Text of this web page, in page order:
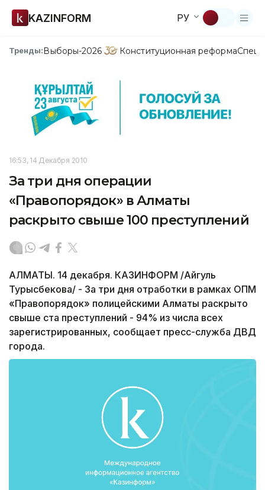
KAZINFORM РУ
Тренды:Выборы-2026 Конституционная реформа
16:53, 14 Декабря 2010
За три дня операции
«Правопорядок» в Алматы
раскрыто свыше 100 преступлений
АЛМАТЫ. 14 декабря. КАЗИНФОРМ /Айгуль
Турысбекова/ - За три дня отработки в рамках ОПМ
«Правопорядок» полицейскими Алматы раскрыто
свыше ста преступлений - 94% из числа всех
зарегистрированных, сообщает пресс-служба ДВД
города.